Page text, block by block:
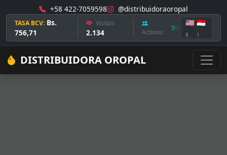
+58 422-7059598 @distribuidoraoropal
TASA BCV: Bs.
756,71
Visitas:
2.134 Activos: 9
🇺🇸
8
🇮🇩
1
DISTRIBUIDORA OROPAL